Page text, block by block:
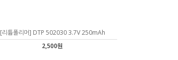
[리튬폴리머] DTP 502030 3.7V 250mAh
2,500원